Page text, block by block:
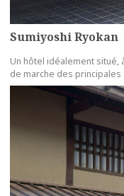
Sumiyoshi Ryokan
Un hôtel idéalement situé,
de marche des